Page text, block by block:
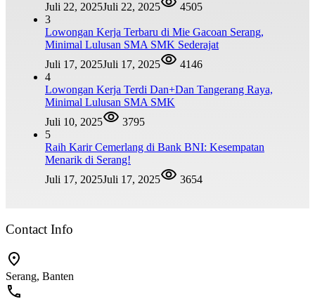
Juli 22, 2025Juli 22, 2025
4505
3
Lowongan Kerja Terbaru di Mie Gacoan Serang,
Minimal Lulusan SMA SMK Sederajat
Juli 17, 2025Juli 17, 2025
4146
4
Lowongan Kerja Terdi Dan+Dan Tangerang Raya,
Minimal Lulusan SMA SMK
Juli 10, 2025
3795
5
Raih Karir Cemerlang di Bank BNI: Kesempatan
Menarik di Serang!
Juli 17, 2025Juli 17, 2025 3654
Contact Info
Serang, Banten